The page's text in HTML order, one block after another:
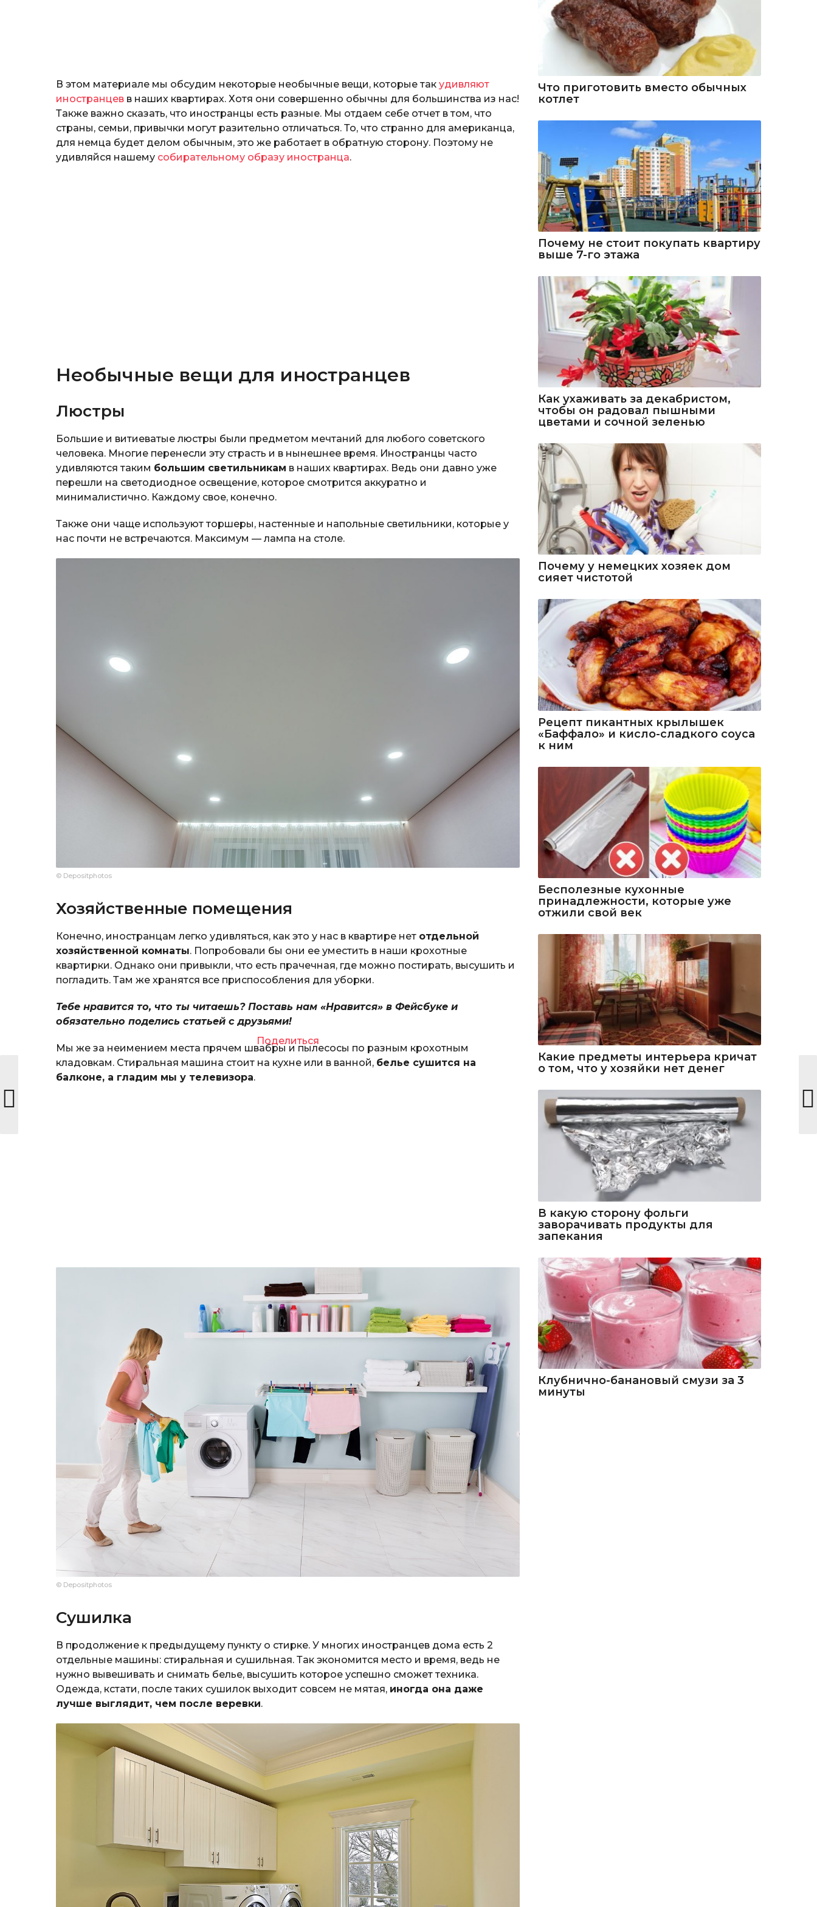
В этом материале мы обсудим некоторые необычные вещи, которые так удивляют
иностранцев в наших квартирах. Хотя они совершенно обычны для большинства из нас!
Также важно сказать, что иностранцы есть разные. Мы отдаем себе отчет в том, что
страны, семьи, привычки могут разительно отличаться. То, что странно для американца,
для немца будет делом обычным, это же работает в обратную сторону. Поэтому не
удивляйся нашему собирательному образу иностранца.
Необычные вещи для иностранцев
Люстры
Большие и витиеватые люстры были предметом мечтаний для любого советского
человека. Многие перенесли эту страсть и в нынешнее время. Иностранцы часто
удивляются таким большим светильникам в наших квартирах. Ведь они давно уже
перешли на светодиодное освещение, которое смотрится аккуратно и
минималистично. Каждому свое, конечно.
Также они чаще используют торшеры, настенные и напольные светильники, которые у
нас почти не встречаются. Максимум — лампа на столе.
© Depositphotos
Хозяйственные помещения
Конечно, иностранцам легко удивляться, как это у нас в квартире нет отдельной
хозяйственной комнаты. Попробовали бы они ее уместить в наши крохотные
квартирки. Однако они привыкли, что есть прачечная, где можно постирать, высушить и
погладить. Там же хранятся все приспособления для уборки.
Тебе нравится то, что ты читаешь? Поставь нам «Нравится» в Фейсбуке и
обязательно поделись статьей с друзьями!
Поделиться
Мы же за неимением места прячем швабры и пылесосы по разным крохотным
кладовкам. Стиральная машина стоит на кухне или в ванной, белье сушится на
балконе, а гладим мы у телевизора.
© Depositphotos
Сушилка
В продолжение к предыдущему пункту о стирке. У многих иностранцев дома есть 2
отдельные машины: стиральная и сушильная. Так экономится место и время, ведь не
нужно вывешивать и снимать белье, высушить которое успешно сможет техника.
Одежда, кстати, после таких сушилок выходит совсем не мятая, иногда она даже
лучше выглядит, чем после веревки.
Что приготовить вместо обычных
котлет
Почему не стоит покупать квартиру
выше 7-го этажа
Как ухаживать за декабристом,
чтобы он радовал пышными
цветами и сочной зеленью
Почему у немецких хозяек дом
сияет чистотой
Рецепт пикантных крылышек
«Баффало» и кисло-сладкого соуса
к ним
Бесполезные кухонные
принадлежности, которые уже
отжили свой век
Какие предметы интерьера кричат
о том, что у хозяйки нет денег
В какую сторону фольги
заворачивать продукты для
запекания
Клубнично-банановый смузи за 3
минуты